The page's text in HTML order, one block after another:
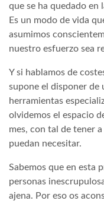
que se ha quedado en
Es un modo de vida
asumimos
nuestro esfuerzo sea
Y si hablamos de
supone el disponer de
herramientas
olvidemos el espacio
mes, con tal de tener
puedan necesitar.
Sabemos que en esta
personas
ajena. Por eso os